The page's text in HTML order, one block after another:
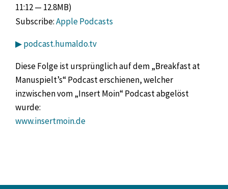
11:12 — 12.8MB)
Subscribe:Apple Podcasts
▶ podcast.humaldo.tv
Diese Folge ist ursprünglich auf dem „Breakfast at
Manuspielt’s“ Podcast erschienen, welcher
inzwischen vom „Insert Moin“ Podcast abgelöst
wurde:
www.insertmoin.de